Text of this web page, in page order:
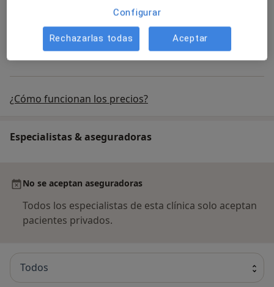
Tratamiento de relleno de labios
DetallesTratamiento de relleno de labios
+ 2 servicios
¿Cómo funcionan los precios?
Especialistas & aseguradoras
No se aceptan aseguradoras
Todos los especialistas de esta clínica solo aceptan
pacientes privados.
Todos
Configurar
Rechazarlas todas Aceptar